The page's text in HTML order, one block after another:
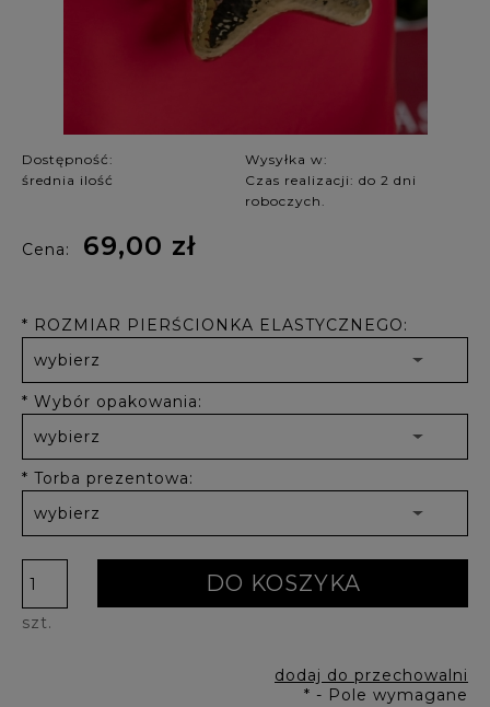
Dostępność:
średnia ilość
Wysyłka w:
Czas realizacji: do 2 dni
roboczych.
Cena: 69,00 zł
* ROZMIAR PIERŚCIONKA ELASTYCZNEGO:
* Wybór opakowania:
* Torba prezentowa:
szt.
DO KOSZYKA
dodaj do przechowalni
* - Pole wymagane